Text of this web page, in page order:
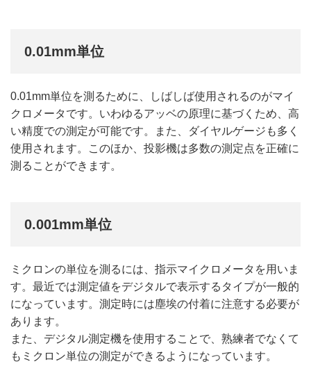
0.01mm単位
0.01mm単位を測るために、しばしば使用されるのがマイ
クロメータです。いわゆるアッベの原理に基づくため、高
い精度での測定が可能です。また、ダイヤルゲージも多く
使用されます。このほか、投影機は多数の測定点を正確に
測ることができます。
0.001mm単位
ミクロンの単位を測るには、指示マイクロメータを用いま
す。最近では測定値をデジタルで表示するタイプが一般的
になっています。測定時には塵埃の付着に注意する必要が
あります。
また、デジタル測定機を使用することで、熟練者でなくて
もミクロン単位の測定ができるようになっています。